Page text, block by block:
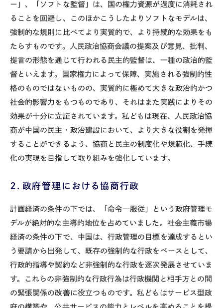
ー」、「ソフトな監督」は、国の権力資源が過度に消耗され
ることを回避し、このほかこうしたよりソフトなモデルは、
強制的な規則に比べてより実質的で、より持続的な効果をも
たらすものです。人民政治協商会議の提案及び意見、批判、
提言の形態を通じて行われる民主的監督は、一種の政治的監
督といえます。国家権力によって保障、実施される強制的性
格のものではないものの、実質的に極めて大きな政治的かつ
社会的影響力をもつものであり、それはまた実践によりその
効果が十分に立証されています。私どもは現在、人民政治協
商が中国の民主・政治建設において、より大きな役割を発揮
することができるよう、協商と民主の制度化や規範化、手続
化の実現を目指して取り組みを強化しています。
２．政府管理における協商行政
計画経済の条件の下では、「命令―服従」という政府管理モ
デルが絶対的な主導的地位を占めていました。社会主義市場
経済の条件の下で、中国は、行政管理の目標を達成するとい
う要請から出発して、既存の強制的な行政をベースとして、
行政的指導や契約など非強制的な行政を逐次発展させていま
す。これらの非強制的な行政行為は行政機関と相手方との間
の緊張関係の改善に役立つものです。私どもはサービス型政